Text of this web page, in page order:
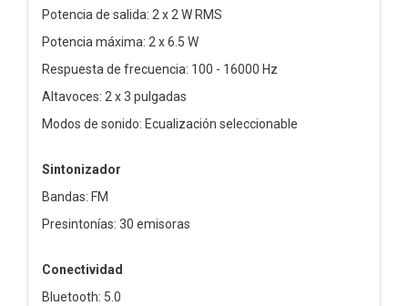
Potencia de salida: 2 x 2 W RMS
Potencia máxima: 2 x 6.5 W
Respuesta de frecuencia: 100 - 16000 Hz
Altavoces: 2 x 3 pulgadas
Modos de sonido: Ecualización seleccionable
Sintonizador
Bandas: FM
Presintonías: 30 emisoras
Conectividad
Bluetooth: 5.0